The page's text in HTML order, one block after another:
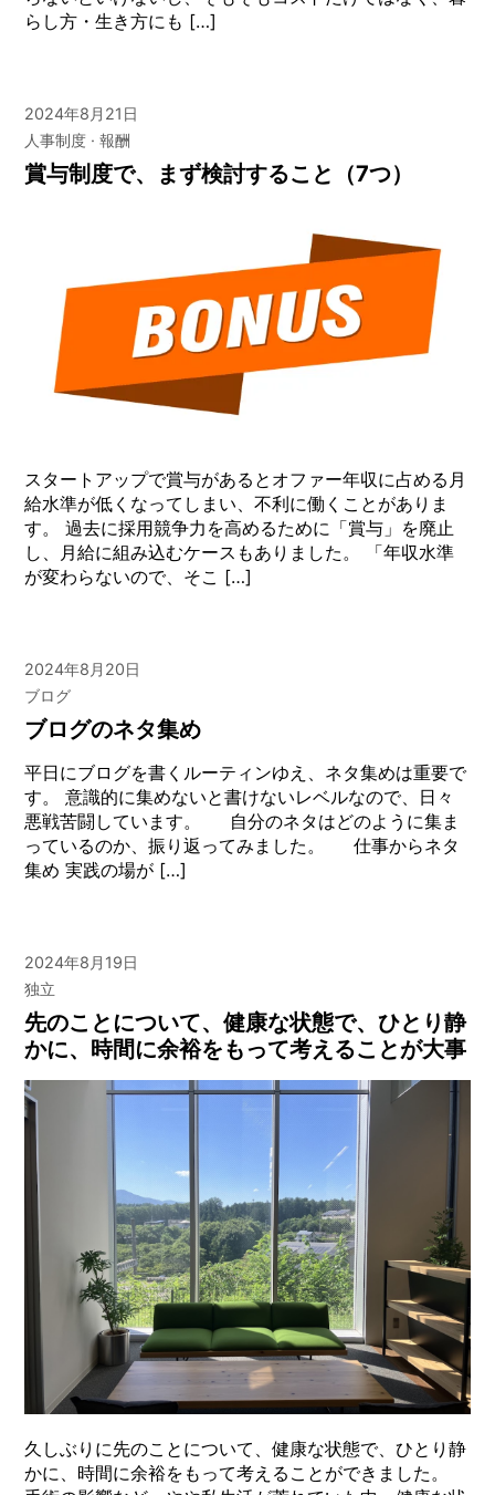
らし方・生き方にも […]
2024年8月21日
人事制度
報酬
賞与制度で、まず検討すること（7つ）
スタートアップで賞与があるとオファー年収に占める月
給水準が低くなってしまい、不利に働くことがありま
す。 過去に採用競争力を高めるために「賞与」を廃止
し、月給に組み込むケースもありました。 「年収水準
が変わらないので、そこ […]
2024年8月20日
ブログ
ブログのネタ集め
平日にブログを書くルーティンゆえ、ネタ集めは重要で
す。 意識的に集めないと書けないレベルなので、日々
悪戦苦闘しています。 自分のネタはどのように集ま
っているのか、振り返ってみました。 仕事からネタ
集め 実践の場が […]
2024年8月19日
独立
先のことについて、健康な状態で、ひとり静
かに、時間に余裕をもって考えることが大事
久しぶりに先のことについて、健康な状態で、ひとり静
かに、時間に余裕をもって考えることができました。